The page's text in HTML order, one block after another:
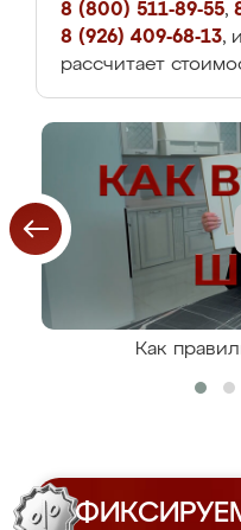
8 (800) 511-89-55,
8 (926) 409-68-13,
рассчитает
Как